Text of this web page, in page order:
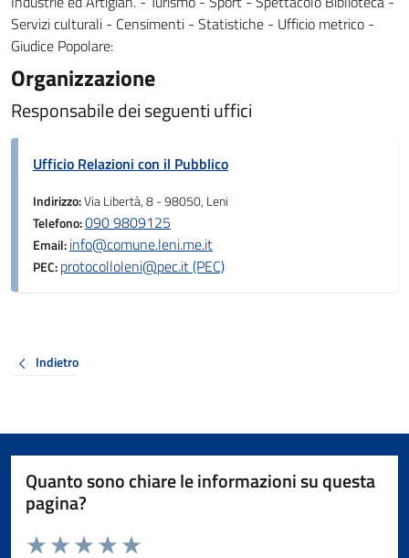
Servizi culturali - Censimenti - Statistiche - Ufficio metrico -
Giudice Popolare:
Organizzazione
Responsabile dei seguenti uffici
Ufficio Relazioni con il Pubblico
Indirizzo:Via Libertà, 8 - 98050, Leni
Telefono:090 9809125
Email:info@comune.leni.me.it
PEC:protocolloleni@pec.it (PEC)
Indietro
Quanto sono chiare le informazioni su questa
pagina?
Valuta da 1 a 5 stelle la pagina